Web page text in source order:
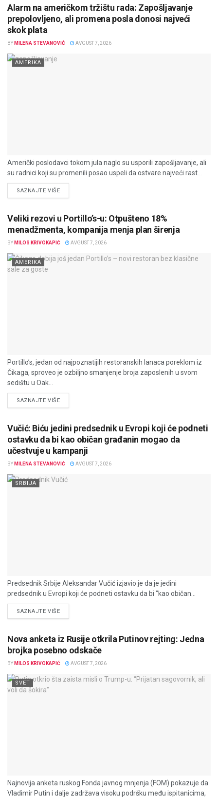
Alarm na američkom tržištu rada: Zapošljavanje
prepolovljeno, ali promena posla donosi najveći
skok plata
BY MILENA STEVANOVIĆ AVGUST 7, 2026
AMERIKA
Američki poslodavci tokom jula naglo su usporili zapošljavanje, ali
su radnici koji su promenili posao uspeli da ostvare najveći rast...
SAZNAJTE VIŠEDETAILS
Veliki rezovi u Portillo’s-u: Otpušteno 18%
menadžmenta, kompanija menja plan širenja
BY MILOS KRIVOKAPIĆ AVGUST 7, 2026
AMERIKA
Portillo’s, jedan od najpoznatijih restoranskih lanaca poreklom iz
Čikaga, sproveo je ozbiljno smanjenje broja zaposlenih u svom
sedištu u Oak...
SAZNAJTE VIŠEDETAILS
Vučić: Biću jedini predsednik u Evropi koji će podneti
ostavku da bi kao običan građanin mogao da
učestvuje u kampanji
BY MILENA STEVANOVIĆ AVGUST 7, 2026
SRBIJA
Predsednik Srbije Aleksandar Vučić izjavio je da je jedini
predsednik u Evropi koji će podneti ostavku da bi "kao običan...
SAZNAJTE VIŠEDETAILS
Nova anketa iz Rusije otkrila Putinov rejting: Jedna
brojka posebno odskače
BY MILOS KRIVOKAPIĆ AVGUST 7, 2026
SVET
Najnovija anketa ruskog Fonda javnog mnjenja (FOM) pokazuje da
Vladimir Putin i dalje zadržava visoku podršku među ispitanicima,